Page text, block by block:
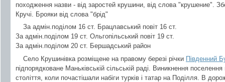
походження назви - від заростей крушини, від слова "крушение".
Кручі. Брояки від слова "брід"
За адмін.поділом 16 ст. Брацлавський повіт 16 ст.
За адмін.поділом 19 ст. Ольгопільський повіт 19 ст.
За адмін.поділом 20 ст. Бершадський район
Cело Крушинівка розміщене на правому березі річки Південний
підпорядковане Маньківській сільській раді. Виникнення
століття, коли почастішали набіги турків і татар на Поділля. В